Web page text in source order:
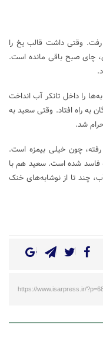
وقتی داشت قالب یخ را
چای صبح باقی مانده است.
را داخل تانکر آب انداخت
به راه افتاد. وقتی سعید به
شد.
فکر می‌کنم نوشابه‌ها فاسد شدند یا گازشان در رفته، چون خیلی بی‎مزه است.
فاسد شده است. سعید هم با
چند تا از نوشابه‌های خنک
https://www.isarpress.ir/